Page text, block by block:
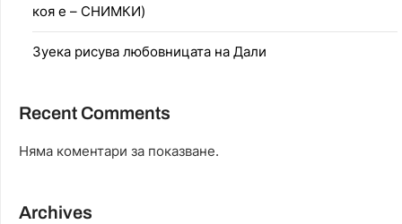
коя е – СНИМКИ)
Зуека рисува любовницата на Дали
Recent Comments
Няма коментари за показване.
Archives